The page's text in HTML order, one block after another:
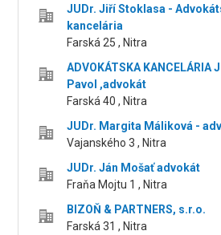
JUDr. Jiří Stoklasa -
kancelária
Farská 25 , Nitra
ADVOKÁTSKA KANCELÁRIA
Pavol ,advokát
Farská 40 , Nitra
JUDr. Margita Máliková -
Vajanského 3 , Nitra
JUDr. Ján Mošať advokát
Fraňa Mojtu 1 , Nitra
BIZOŇ & PARTNERS, s.r.o.
Farská 31 , Nitra